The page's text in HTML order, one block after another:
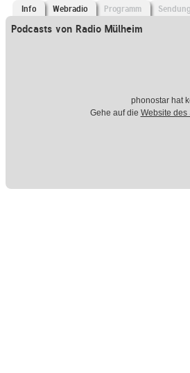
Info Webradio Programm
Podcasts von Radio Mülheim
phonostar hat
Gehe auf die Website des